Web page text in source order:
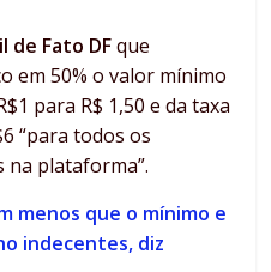
de Fato DFque
em 50% o valor mínimo
para R$ 1,50 e da taxa
“para todos os
plataforma”.
menos que o mínimo e
indecentes, diz